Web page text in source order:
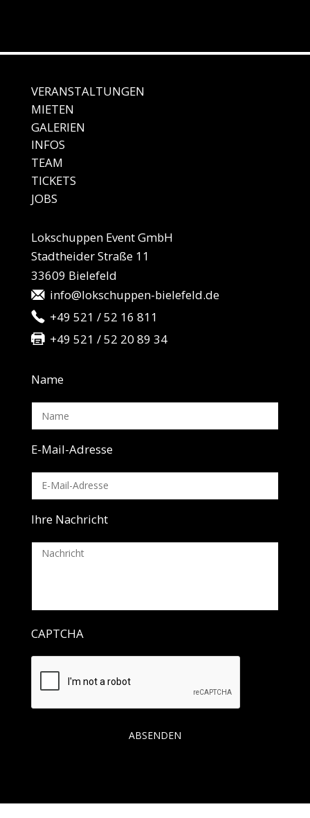
VERANSTALTUNGEN
MIETEN
GALERIEN
INFOS
TEAM
TICKETS
JOBS
Lokschuppen Event GmbH
Stadtheider Straße 11
33609 Bielefeld
info@lokschuppen-bielefeld.de
+49 521 / 52 16 811
+49 521 / 52 20 89 34
Name
E-Mail-Adresse
Ihre Nachricht
CAPTCHA